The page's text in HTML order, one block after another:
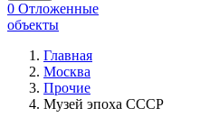
0 Отложенные
объекты
Главная
Москва
Прочие
Музей эпоха СССР